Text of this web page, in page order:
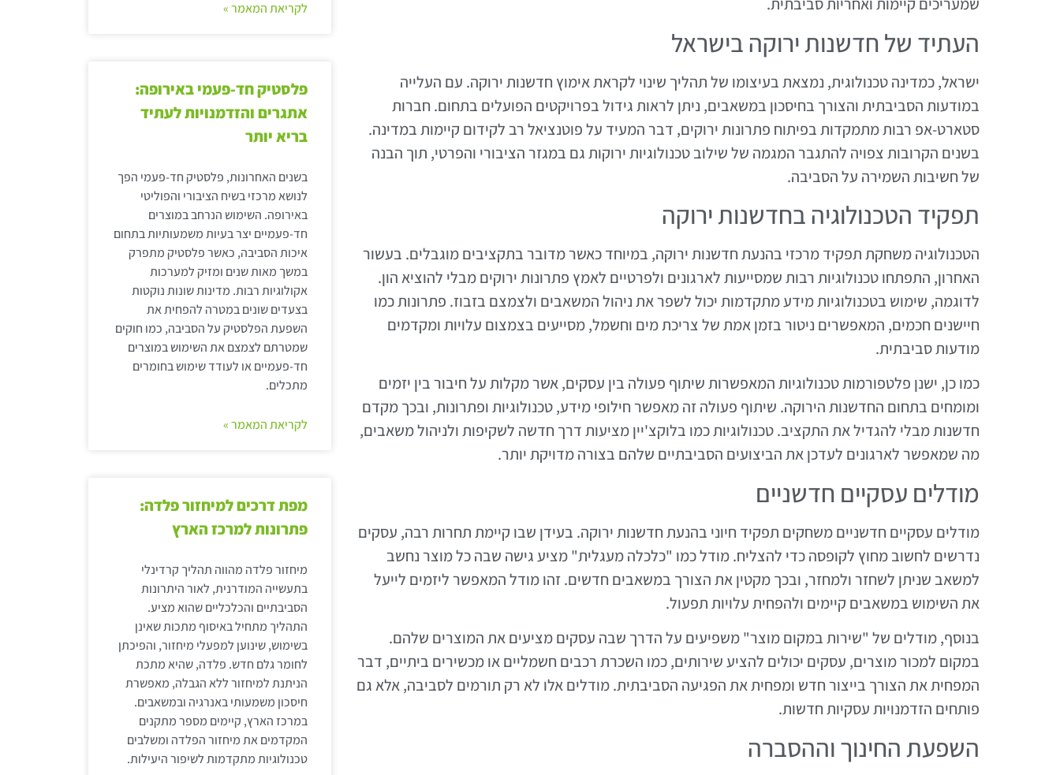
העתיד של חדשנות ירוקה בישראל
ישראל, כמדינה טכנולוגית, נמצאת בעיצומו של תהליך שינוי לקראת אימוץ חדשנות ירוקה. עם העלייה
במודעות הסביבתית והצורך בחיסכון במשאבים, ניתן לראות גידול בפרויקטים הפועלים בתחום. חברות
סטארט-אפ רבות מתמקדות בפיתוח פתרונות ירוקים, דבר המעיד על פוטנציאל רב לקידום קיימות במדינה.
בשנים הקרובות צפויה להתגבר המגמה של שילוב טכנולוגיות ירוקות גם במגזר הציבורי והפרטי, תוך הבנה
של חשיבות השמירה על הסביבה.
תפקיד הטכנולוגיה בחדשנות ירוקה
הטכנולוגיה משחקת תפקיד מרכזי בהנעת חדשנות ירוקה, במיוחד כאשר מדובר בתקציבים מוגבלים. בעשור
האחרון, התפתחו טכנולוגיות רבות שמסייעות לארגונים ולפרטיים לאמץ פתרונות ירוקים מבלי להוציא הון.
לדוגמה, שימוש בטכנולוגיות מידע מתקדמות יכול לשפר את ניהול המשאבים ולצמצם בזבוז. פתרונות כמו
חיישנים חכמים, המאפשרים ניטור בזמן אמת של צריכת מים וחשמל, מסייעים בצמצום עלויות ומקדמים
מודעות סביבתית.
כמו כן, ישנן פלטפורמות טכנולוגיות המאפשרות שיתוף פעולה בין עסקים, אשר מקלות על חיבור בין יזמים
ומומחים בתחום החדשנות הירוקה. שיתוף פעולה זה מאפשר חילופי מידע, טכנולוגיות ופתרונות, ובכך מקדם
חדשנות מבלי להגדיל את התקציב. טכנולוגיות כמו בלוקצ'יין מציעות דרך חדשה לשקיפות ולניהול משאבים,
מה שמאפשר לארגונים לעדכן את הביצועים הסביבתיים שלהם בצורה מדויקת יותר.
מודלים עסקיים חדשניים
מודלים עסקיים חדשניים משחקים תפקיד חיוני בהנעת חדשנות ירוקה. בעידן שבו קיימת תחרות רבה, עסקים
נדרשים לחשוב מחוץ לקופסה כדי להצליח. מודל כמו "כלכלה מעגלית" מציע גישה שבה כל מוצר נחשב
למשאב שניתן לשחזר ולמחזר, ובכך מקטין את הצורך במשאבים חדשים. זהו מודל המאפשר ליזמים לייעל
את השימוש במשאבים קיימים ולהפחית עלויות תפעול.
בנוסף, מודלים של "שירות במקום מוצר" משפיעים על הדרך שבה עסקים מציעים את המוצרים שלהם.
במקום למכור מוצרים, עסקים יכולים להציע שירותים, כמו השכרת רכבים חשמליים או מכשירים ביתיים, דבר
המפחית את הצורך בייצור חדש ומפחית את הפגיעה הסביבתית. מודלים אלו לא רק תורמים לסביבה, אלא גם
פותחים הזדמנויות עסקיות חדשות.
השפעת החינוך וההסברה
לקריאת המאמר »
פלסטיק חד-פעמי באירופה:
אתגרים והזדמנויות לעתיד
בריא יותר
בשנים האחרונות, פלסטיק חד-פעמי הפך
לנושא מרכזי בשיח הציבורי והפוליטי
באירופה. השימוש הנרחב במוצרים
חד-פעמיים יצר בעיות משמעותיות בתחום
איכות הסביבה, כאשר פלסטיק מתפרק
במשך מאות שנים ומזיק למערכות
אקולוגיות רבות. מדינות שונות נוקטות
בצעדים שונים במטרה להפחית את
השפעת הפלסטיק על הסביבה, כמו חוקים
שמטרתם לצמצם את השימוש במוצרים
חד-פעמיים או לעודד שימוש בחומרים
מתכלים.
לקריאת המאמר »
מפת דרכים למיחזור פלדה:
פתרונות למרכז הארץ
מיחזור פלדה מהווה תהליך קרדינלי
בתעשייה המודרנית, לאור היתרונות
הסביבתיים והכלכליים שהוא מציע.
התהליך מתחיל באיסוף מתכות שאינן
בשימוש, שינוען למפעלי מיחזור, והפיכתן
לחומר גלם חדש. פלדה, שהיא מתכת
הניתנת למיחזור ללא הגבלה, מאפשרת
חיסכון משמעותי באנרגיה ובמשאבים.
במרכז הארץ, קיימים מספר מתקנים
המקדמים את מיחזור הפלדה ומשלבים
טכנולוגיות מתקדמות לשיפור היעילות.